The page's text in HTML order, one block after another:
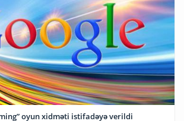
oyun xidməti istifadəyə verildi